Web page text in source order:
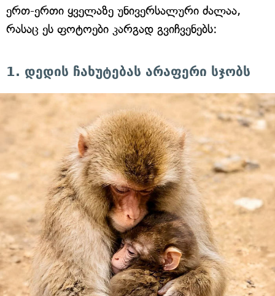
ერთ-ერთი ყველაზე უნივერსალური ძალაა,
რასაც ეს ფოტოები კარგად გვიჩვენებს:
1. დედის ჩახუტებას არაფერი სჯობს